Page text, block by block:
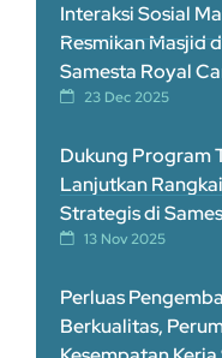
Interaksi Sosial
Resmikan Masjid
Samesta Royal
23 Dec 2025
Dukung Program
Lanjutkan
Strategis di
13 Nov 2025
Perluas
Berkualitas,